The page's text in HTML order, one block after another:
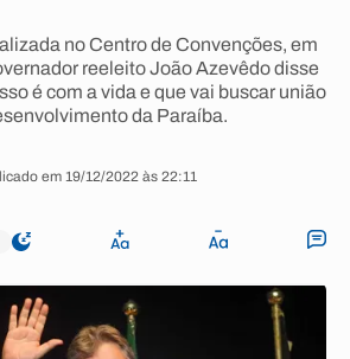
no Centro de Convenções, em
reeleito João Azevêdo disse
é com a vida e que vai buscar união
da Paraíba.
em 19/12/2022 às 22:11